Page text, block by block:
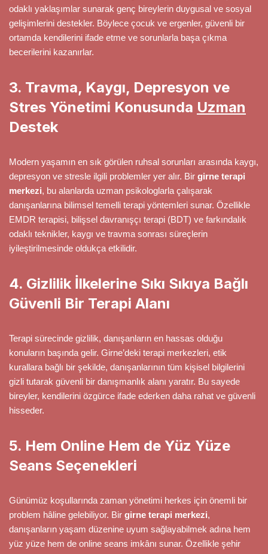
odaklı yaklaşımlar sunarak genç bireylerin duygusal ve sosyal
gelişimlerini destekler. Böylece çocuk ve ergenler, güvenli bir
ortamda kendilerini ifade etme ve sorunlarla başa çıkma
becerilerini kazanırlar.
3. Travma, Kaygı, Depresyon ve
Stres Yönetimi Konusunda Uzman
Destek
Modern yaşamın en sık görülen ruhsal sorunları arasında kaygı,
depresyon ve stresle ilgili problemler yer alır. Bir girne terapi
merkezi, bu alanlarda uzman psikologlarla çalışarak
danışanlarına bilimsel temelli terapi yöntemleri sunar. Özellikle
EMDR terapisi, bilişsel davranışçı terapi (BDT) ve farkındalık
odaklı teknikler, kaygı ve travma sonrası süreçlerin
iyileştirilmesinde oldukça etkilidir.
4. Gizlilik İlkelerine Sıkı Sıkıya Bağlı
Güvenli Bir Terapi Alanı
Terapi sürecinde gizlilik, danışanların en hassas olduğu
konuların başında gelir. Girne’deki terapi merkezleri, etik
kurallara bağlı bir şekilde, danışanlarının tüm kişisel bilgilerini
gizli tutarak güvenli bir danışmanlık alanı yaratır. Bu sayede
bireyler, kendilerini özgürce ifade ederken daha rahat ve güvenli
hisseder.
5. Hem Online Hem de Yüz Yüze
Seans Seçenekleri
Günümüz koşullarında zaman yönetimi herkes için önemli bir
problem hâline gelebiliyor. Bir girne terapi merkezi,
danışanların yaşam düzenine uyum sağlayabilmek adına hem
yüz yüze hem de online seans imkânı sunar. Özellikle şehir